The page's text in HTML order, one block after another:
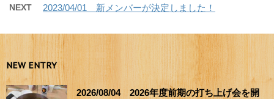
NEXT 2023/04/01 新メンバーが決定しました！
NEW ENTRY
2026/08/04 2026年度前期の打ち上げ会を開